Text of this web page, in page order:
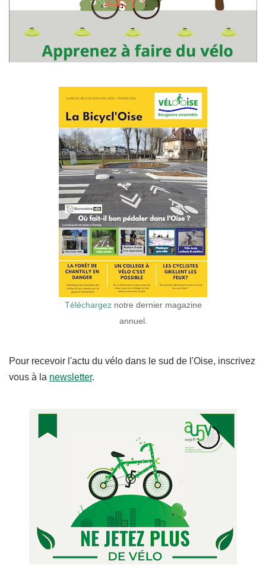
Téléchargeznotre dernier magazine
annuel.
Pour recevoir l'actu du vélo dans le sud de l'Oise, inscrivez
vous à la newsletter.